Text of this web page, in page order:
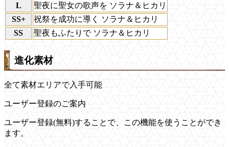
L
聖夜に聖女の歌声を ソラナ＆ヒカリ
SS+
祝祭を成功に導く ソラナ＆ヒカリ
SS
聖夜もふたりで ソラナ＆ヒカリ
進化素材
全て素材エリアで入手可能
ユーザー登録のご案内
ユーザー登録(無料)することで、この機能を使うことができ
ます。